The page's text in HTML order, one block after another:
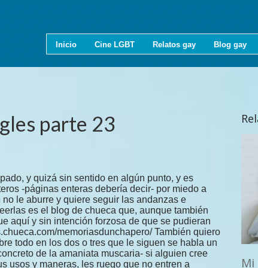
Inicio Cine LGBT Relatos gay Blog gay
parte 23
en mi corazón aún cuando éste nunca estuviera enamorado de él. Si el recuerdo del ¨gran bicho¨ ni siquiera me produce náuseas, como mucho fastidio, y la mayor parte de las veces sólo indiferencia, el recuerdo de Sal cuando lo evoco me produce, en cambio, agradecimiento, y como poco ternura y cariño. Me acuerdo de Sal cada vez que estoy sentado en un patio de butacas esperando que se levante el telón en cualquier obra de teatro pues fue con él con quien asistí a una función por primera vez. Ese momento en el que todo el mundo aprovecha para leer el folleto que les ha dado el acomodador yo pienso en él y en las muchas veces que asistimos juntos a funciones similares siempre invitado por él. Sí, y lo veo como una forma de pedirle perdón. Hasta que no conocí a Sal nunca antes habría podido imaginar que un simple vestido blanco de novia tirado sobre la tarima de un vacio escenario podría ponerme la carne de gallina, ni que pudiera llenar mi cuerpo de emoción y mis ojos de lágrimas. Tuvo gracia que fuera un inglés quien me diera a conocer a Lorca. Le recuerdo mucho cada vez que veo una película de Almodóvar pues fue con él con quien vi una por primera vez. Fue en el cine Alphaville a unas horas rarísimas de la madrugada. Me quedé como fascinado con este director y en la impresión supongo que tuvo algo que ver el hecho de que por primera vez veía en una película a dos tíos morreándose. Sal fue quien me descubrió a un montón de directores de cine italianos, alemanes y franceses, y con sus explicaciones en la cafetería del cine Alphaville, nunca más me importó ver crecer la hierba en las películas de algunos de esos señores. En el video de su casa me descubrió un mundo del que todavía hoy sigo disfrutando. Ir al cine el día del estreno de cualquiera de las pelis de Almodóvar me parece otra buena manera de pedirle perdón, y sé que cuando estas películas las estrenen en su país, él las verá también y pensará en mí. Gracias a Sal me saqué el pasaporte, y gracias a él salí al extranjero por primera vez porque le fui a ver a Phoenix en Arizona donde estaba trabajando, y para ello tuve que coger un avión – no, cuatro- también por primera vez. Y para mí no fue fácil, tenía demasiado miedo a hacerlo yo solo, pero él me convenció, me ánimó y yo lo conseguí después de muchos apuros. Y gracias a este primer viaje y a él, tuve una de las experiencias vitales más impresionantes y que en aquel entonces marcaron mi existencia como fue la convivencia durante algunos días con aquellos indios en territorio návajo. Y este primer viaje también fue el principio de otros muchos viajes, bien para mí solo, para mi propio placer, o para dar placer a otros, esto es, como chico de compañía de otras gentes con más posibles. También gracias a Sal aprendí a plantar la maría en las macetas de mi terraza y dejarme de idas y venidas. Sal lo sabía todo sobre cultivo interior de maría, sobre semillas, sobre cuándo y cómo plantar, sobre determinación del sexo de la planta, sobre enfermedades y bichos, cuándo y cómo cosechar, sobre secado y curado, todo. Aunque todo eso lo hacía para divertirse porque luego regalaba toda la cosecha a unos y a otros en pequeñas bolsitas. Sin embargo, para mí, Sal siempre estará ligado a los hongos alucinógenos. Especialmente a la Amanita muscaria, que con el tiempo llegué a la conclusión que era la ¨matamoscas¨ que llaman en el pueblo de mi madre y que siempre me había parecido una seta de lo más fea por muy roja que fuera. Siempre me habían dado asco esa especie de verruguitas blancas que todas tenían cuando las veía entre los árboles de la sierra. El hecho que fueran, según él, mansión de gnomos y duendes no me la hacía más simpática. Pero gracias a Sal no tardé mucho en cambiar de opinión, y en conocer sus usus y maneras, y no sólo no tardé en probarla, sino también en respetarla. Nunca supe exactamente de dónde conseguía aquellos trozos de hongos desecados como la mojama pero casi estoy seguro que el restaurante chino que había en la planta baja de su casa tenía mucho que ver en el suministro. Hoy difícilmente puedo brindarle a su salud nada con la ¨matamoscas¨ porque, no sé si por la falta de lluvias, o por el calentamiento global, o por la contaminación atmosférica o porqué, pero, al igual que de los hayedos y pinares de mi pueblo han desaparecido los lagartos, las ranas, los sapos y demás fauna también han desaparecido los hongos rojos con verruguitas, y los pardos, ahora que eso sí, boletus y níscalos quedan todavía un montón y a ésos, sí que los odio cantidad, pues no los puedo comer ni cuando tengo hambre. Gracias a la labor de este Pigmalión, no sólo mi vida ha sido más soportable, sino que me permitió también, no mucho tiempo después, realizar mi trabajo de chico de compañía, -o de chapero, me da igual, que después de lo relatado en estas páginas no debo tenerle miedo ya a las palabras -de otra manera, ampliando el espectro de posibilidades. Pude aspirar a gente de un cierto nivel de vida. Gente que no les gustaba viajar solos o que necesitaban que les acompañasen además de poder echar un buen polvo, o gente que aprovechaban los viajes de empresa y las tarjetas de la empresa para correrse una buena juerga conmigo, o con otros, sin riesgo alguno. Para mí estaba bien, por las noches les pertenecía a ellos que para eso habían pagado, pero el día, mientras trabajaban, era para mí, podía recorrer las ciudades donde permanecíamos, sus museos, sus parques, sus tiendas. Sí, estas últimas también porque h